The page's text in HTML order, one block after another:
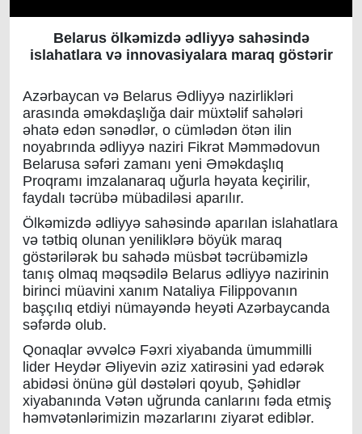
Belarus ölkəmizdə ədliyyə sahəsində
islahatlara və innovasiyalara maraq göstərir
Azərbaycan və Belarus Ədliyyə nazirlikləri
arasında əməkdaşlığa dair müxtəlif sahələri
əhatə edən sənədlər, o cümlədən ötən ilin
noyabrında ədliyyə naziri Fikrət Məmmədovun
Belarusa səfəri zamanı yeni Əməkdaşlıq
Proqramı imzalanaraq uğurla həyata keçirilir,
faydalı təcrübə mübadiləsi aparılır.
Ölkəmizdə ədliyyə sahəsində aparılan islahatlara
və tətbiq olunan yeniliklərə böyük maraq
göstərilərək bu sahədə müsbət təcrübəmizlə
tanış olmaq məqsədilə Belarus ədliyyə nazirinin
birinci müavini xanım Nataliya Filippovanın
başçılıq etdiyi nümayəndə heyəti Azərbaycanda
səfərdə olub.
Qonaqlar əvvəlcə Fəxri xiyabanda ümummilli
lider Heydər Əliyevin əziz xatirəsini yad edərək
abidəsi önünə gül dəstələri qoyub, Şəhidlər
xiyabanında Vətən uğrunda canlarını fəda etmiş
həmvətənlərimizin məzarlarını ziyarət ediblər.